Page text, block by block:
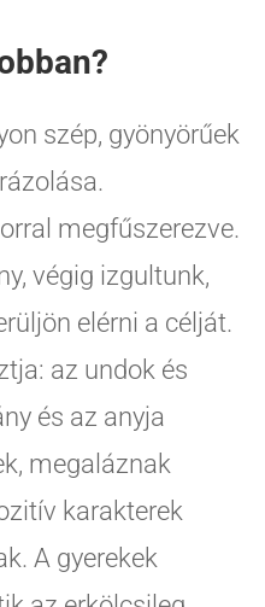
szép, gyönyörűek
megfűszerezve.
végig izgultunk,
elérni a célját.
az undok és
és az anyja
megaláznak
karakterek
A gyerekek